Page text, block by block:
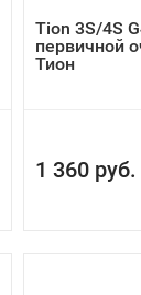
Tion 3S/4S
первичной
Тион
1 360 руб.